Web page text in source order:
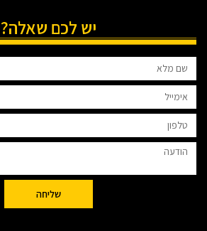
יש לכם שאלה?
שליחה